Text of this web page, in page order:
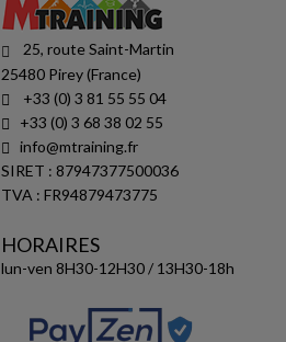
25, route Saint-Martin
25480 Pirey (France)
+33 (0) 3 81 55 55 04
+33 (0) 3 68 38 02 55
info@mtraining.fr
SIRET : 87947377500036
TVA : FR94879473775
HORAIRES
lun-ven 8H30-12H30 / 13H30-18h